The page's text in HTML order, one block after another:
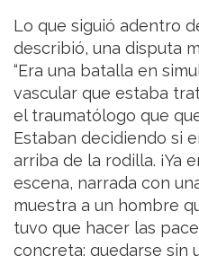
Lo que siguió adentro
describió, una disputa
“Era una batalla en
vascular que estaba
el traumatólogo que
Estaban decidiendo si
arriba de la rodilla. ¡Ya
escena, narrada con
muestra a un hombre
tuvo que hacer las
concreta: quedarse sin